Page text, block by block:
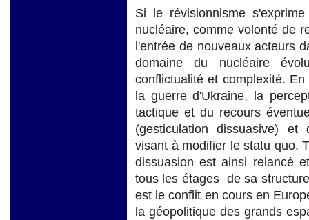
Si le révisionnisme
nucléaire, comme volonté de
l'entrée de nouveaux acteurs
domaine du nucléaire
conflictualité et complexité.
la guerre d'Ukraine, la
tactique et du recours
(gesticulation dissuasive) et
visant à modifier le statu quo,
dissuasion est ainsi relancé
tous les étages de sa
est le conflit en cours en
la géopolitique des grands